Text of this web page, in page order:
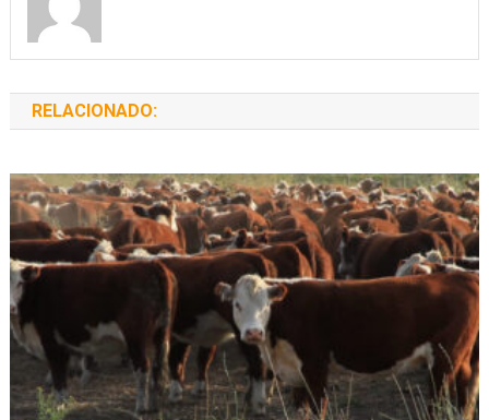
RELACIONADO: